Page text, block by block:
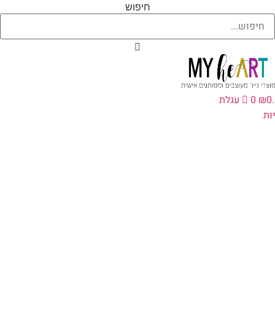
חיפוש
₪
0
עגלת